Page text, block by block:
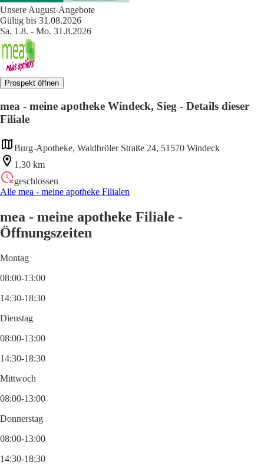
Unsere August-Angebote
Gültig bis 31.08.2026
Sa. 1.8. - Mo. 31.8.2026
Prospekt öffnen
mea - meine apotheke Windeck, Sieg - Details dieser
Filiale
Burg-Apotheke, Waldbröler Straße 24, 51570 Windeck
1,30 km
geschlossen
Alle mea - meine apotheke Filialen
mea - meine apotheke Filiale -
Öffnungszeiten
Montag
08:00-13:00
14:30-18:30
Dienstag
08:00-13:00
14:30-18:30
Mittwoch
08:00-13:00
Donnerstag
08:00-13:00
14:30-18:30